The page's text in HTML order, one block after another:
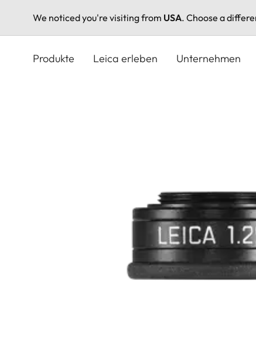
We noticed you're visiting from USA. Choose a
Produkte Leica erleben Unternehmen